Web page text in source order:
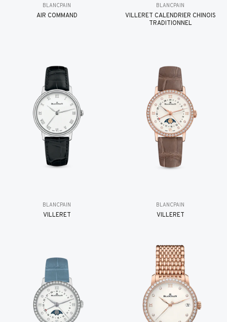
BLANCPAIN
AIR COMMAND
BLANCPAIN
VILLERET CALENDRIER CHINOIS
TRADITIONNEL
BLANCPAIN
VILLERET
BLANCPAIN
VILLERET